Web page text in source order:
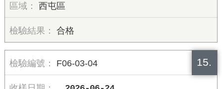
西屯區
合格
15.
F06-03-04